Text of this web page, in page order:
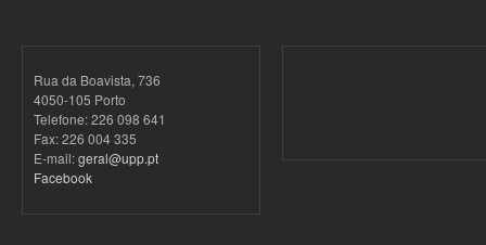
Rua da Boavista, 736
4050-105 Porto
Telefone: 226 098 641
Fax: 226 004 335
E-mail:geral@upp.pt
Facebook